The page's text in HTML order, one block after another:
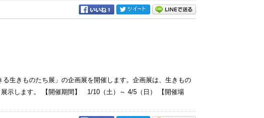
生きものたち展」の企画展を開催します。企画展は、生きもの
示します。 【開催期間】 1/10（土）～ 4/5（日） 【開催場